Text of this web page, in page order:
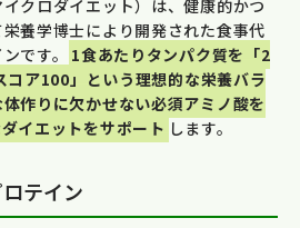
クロダイエット）は、健康的かつ
養学博士により開発された食事代
です。
1食あたりタンパク質を「2
ア100」という理想的な栄養バラ
作りに欠かせない必須アミノ酸を
イエットをサポート します。
テイン